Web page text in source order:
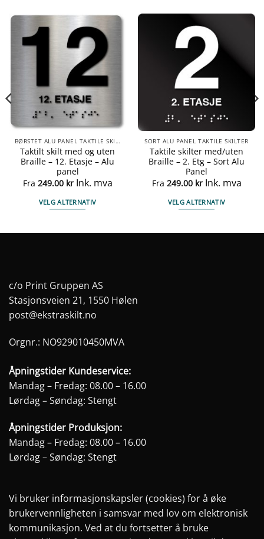
BØRSTET ALU PANEL TAKTILE SKILTER
Taktilt skilt med og uten
Braille – 12. Etasje – Alu
panel
Fra 249.00 kr Ink. mva
VELG ALTERNATIV
kan
velges
på
SORT ALU PANEL TAKTILE SKILTER
Taktile skilter med/uten
Braille – 2. Etg – Sort Alu
Panel
Fra 249.00 kr Ink. mva
VELG ALTERNATIV
c/o Print Gruppen AS
Stasjonsveien 21, 1550 Hølen
post@ekstraskilt.no
Orgnr.: NO929010450MVA
Åpningstider Kundeservice:
Mandag – Fredag: 08.00 – 16.00
Lørdag – Søndag: Stengt
Åpningstider Produksjon:
Mandag – Fredag: 08.00 – 16.00
Lørdag – Søndag: Stengt
Vi bruker informasjonskapsler (cookies) for å øke
brukervennligheten i samsvar med lov om elektronisk
kommunikasjon. Ved at du fortsetter å bruke